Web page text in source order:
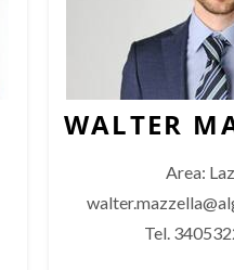
WALTER
Area:
Tel.